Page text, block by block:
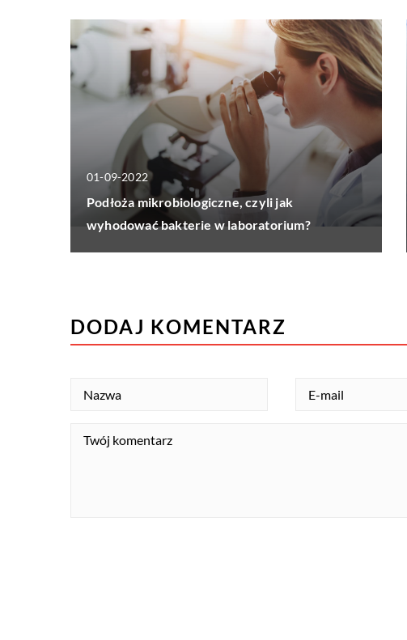
01-09-2022
Podłoża mikrobiologiczne, czyli jak
wyhodować bakterie w laboratorium?
DODAJ KOMENTARZ